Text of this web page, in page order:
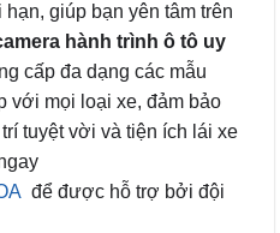
giúp bạn yên tâm trên
hành trình ô tô uy
cấp đa dạng các mẫu
với mọi loại xe, đảm bảo
tuyệt vời và tiện ích lái xe
để được hỗ trợ bởi đội